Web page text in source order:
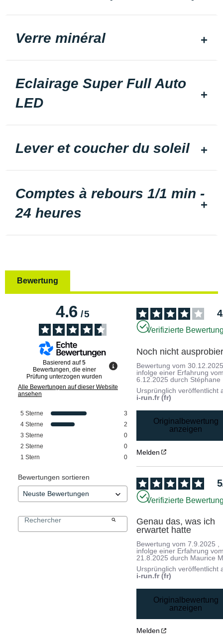
Verre minéral
Eclairage Super Full Auto
LED
Lever et coucher du soleil
Comptes à rebours 1/1 min -
24 heures
Bewertung
4.6/5
Basierend auf5
Bewertungen, die einer
Prüfung unterzogen wurden
Alle Bewertungen auf dieser Website
ansehen
5 Sterne
3
4 Sterne
2
3 Sterne
0
2 Sterne
0
1 Stern 0
Bewertungen sortieren
4
Verifizierte
Noch nicht
Bewertung vom
infolge einer Erfahrung
6.12.2025 durch Stéphane
Ursprünglich veröffentlicht
i-run.fr (fr)
Originalbewertung
anzeigen
Melden
5
Verifizierte
Genau das, was ich
erwartet hatte
Bewertung vom7.9.2025
infolge einer Erfahrung
21.8.2025 durch Maurice
Ursprünglich veröffentlicht
i-run.fr (fr)
Originalbewertung
anzeigen
Melden